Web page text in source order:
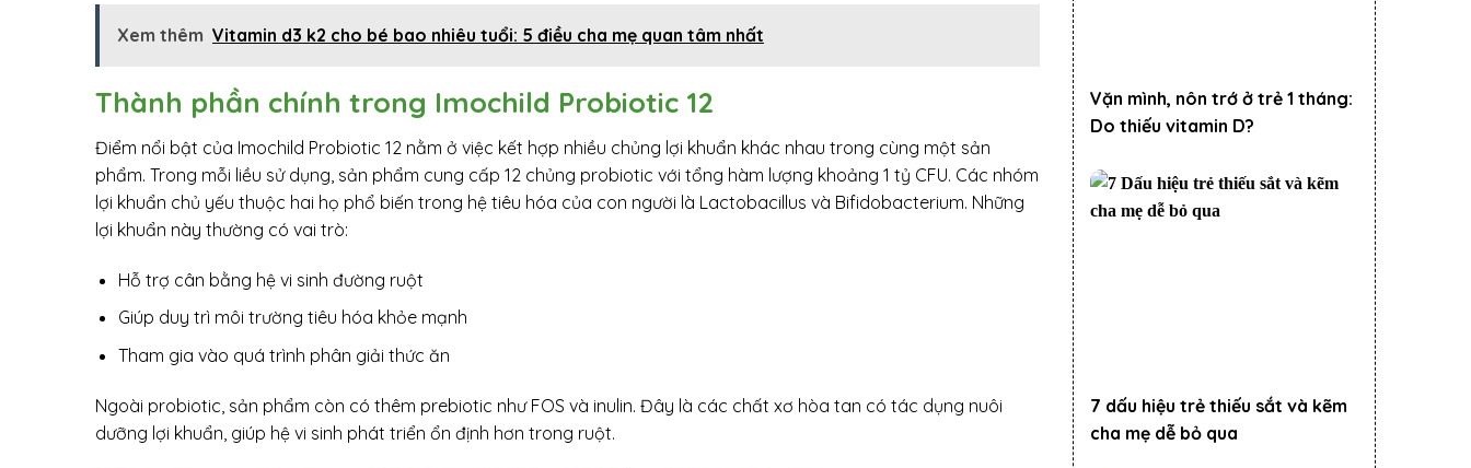
Xem thêm Vitamin d3 k2 cho bé bao nhiêu tuổi: 5 điều cha mẹ quan tâm nhất
Thành phần chính trong Imochild Probiotic 12
Điểm nổi bật của Imochild Probiotic 12 nằm ở việc kết hợp nhiều chủng lợi khuẩn khác nhau trong cùng một sản
phẩm. Trong mỗi liều sử dụng, sản phẩm cung cấp 12 chủng probiotic với tổng hàm lượng khoảng 1 tỷ CFU. Các nhóm
lợi khuẩn chủ yếu thuộc hai họ phổ biến trong hệ tiêu hóa của con người là Lactobacillus và Bifidobacterium. Những
lợi khuẩn này thường có vai trò:
Hỗ trợ cân bằng hệ vi sinh đường ruột
Giúp duy trì môi trường tiêu hóa khỏe mạnh
Tham gia vào quá trình phân giải thức ăn
Ngoài probiotic, sản phẩm còn có thêm prebiotic như FOS và inulin. Đây là các chất xơ hòa tan có tác dụng nuôi
dưỡng lợi khuẩn, giúp hệ vi sinh phát triển ổn định hơn trong ruột.
Vặn mình, nôn trớ ở trẻ 1 tháng:
Do thiếu vitamin D?
7 dấu hiệu trẻ thiếu sắt và kẽm
cha mẹ dễ bỏ qua